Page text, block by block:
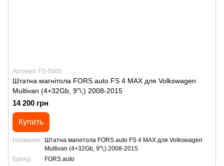
Артикул: FS-5000
Штатна магнітола FORS.auto FS 4 MAX для Volkswagen
Multivan (4+32Gb, 9"\;) 2008-2015
14 200 грн
Купить
Название
Штатна магнітола FORS.auto FS 4 MAX для Volkswagen
Multivan (4+32Gb, 9"\;) 2008-2015
Бренд
FORS.auto